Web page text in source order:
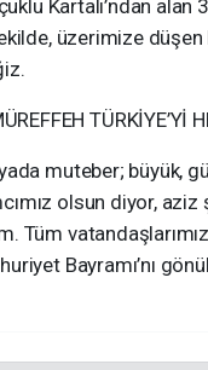
Kartalı’ndan
üzerimize
TÜRKİYE’Yİ
muteber; büyük,
olsun diyor,
Tüm
Bayramı’nı